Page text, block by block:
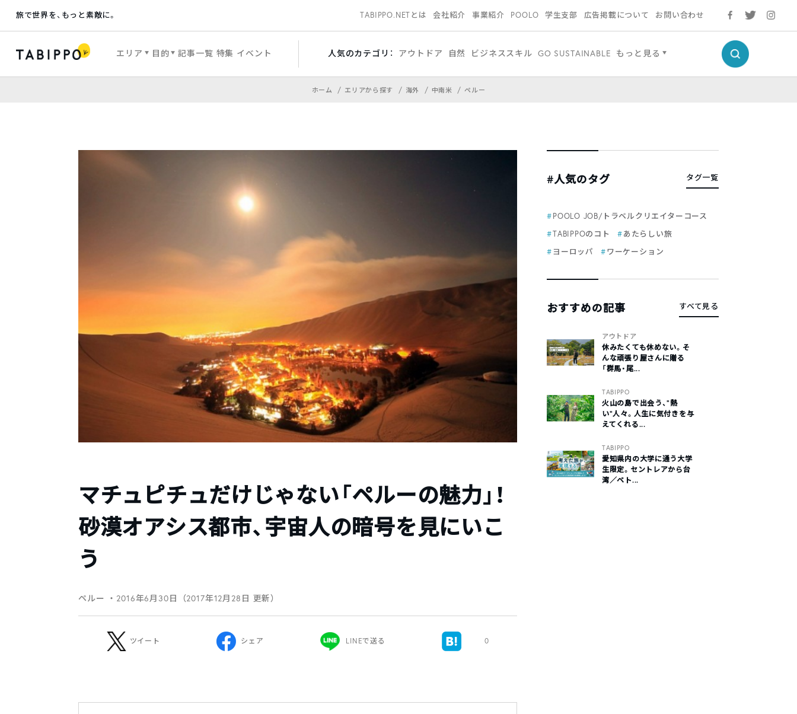
旅で世界を、もっと素敵に。 TABIPPO.NETとは 会社紹介 事業紹介 POOLO 学生支部 広告掲載について お問い合わせ
エリア 目的 記事一覧 特集 イベント 人気のカテゴリ： アウトドア 自然 ビジネススキル GO SUSTAINABLE もっと見る
ホーム エリアから探す 海外 中南米 ペルー
マチュピチュだけじゃない「ペルーの魅力」！
砂漠オアシス都市、宇宙人の暗号を見にいこ
う
ペルー ・2016年6月30日（2017年12月28日 更新）
ツイート シェア LINEで送る 0
#人気のタグ タグ一覧
POOLO JOB/トラベルクリエイターコース
TABIPPOのコト
あたらしい旅
ヨーロッパ
ワーケーション
おすすめの記事 すべて見る
アウトドア
休みたくても休めない。そ
んな頑張り屋さんに贈る
「群馬・尾...
TABIPPO
火山の島で出会う、“熱
い“人々。人生に気付きを与
えてくれる...
TABIPPO
愛知県内の大学に通う大学
生限定。セントレアから台
湾／ベト...